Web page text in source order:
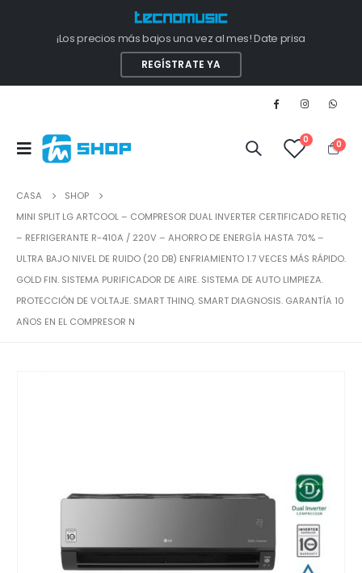
¡Los precios más bajos una vez al mes! Date prisa
REGÍSTRATE YA
0 0
CASA
SHOP
MINI SPLIT LG ARTCOOL – COMPRESOR DUAL INVERTER CERTIFICADO RETIQ
– REFRIGERANTE R-410A / 220V – AHORRO DE ENERGÍA HASTA 70% –
ULTRA BAJO NIVEL DE RUIDO (20 DB) ENFRIAMIENTO 1.7 VECES MÁS RÁPIDO.
GOLD FIN. SISTEMA PURIFICADOR DE AIRE. SISTEMA DE AUTO LIMPIEZA.
PROTECCIÓN DE VOLTAJE. SMART THINQ. SMART DIAGNOSIS. GARANTÍA 10
AÑOS EN EL COMPRESOR N